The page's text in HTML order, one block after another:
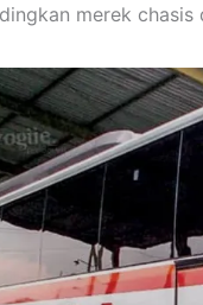
merek chasis